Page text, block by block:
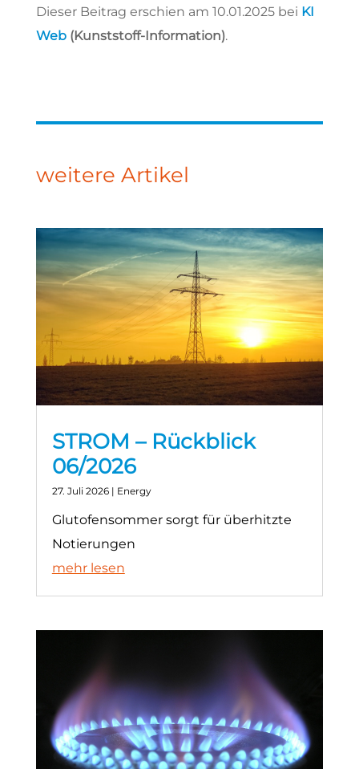
Dieser Beitrag erschien am 10.01.2025 bei KI
Web(Kunststoff-Information).
weitere Artikel
STROM – Rückblick
06/2026
27. Juli 2026| Energy
Glutofensommer sorgt für überhitzte
Notierungen
mehr lesen